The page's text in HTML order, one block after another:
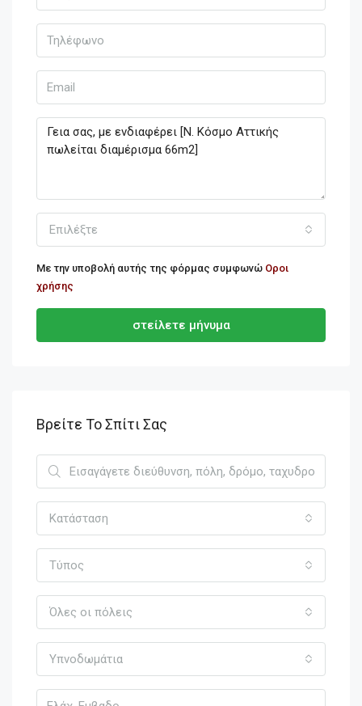
Επιλέξτε
Με την υποβολή αυτής της φόρμας συμφωνώ Οροι
χρήσης
στείλετε μήνυμα
Βρείτε Το Σπίτι Σας
Κατάσταση
Τύπος
Όλες οι πόλεις
Υπνοδωμάτια